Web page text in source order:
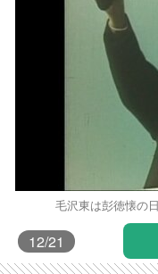
毛沢東は彭徳懐の
12/21